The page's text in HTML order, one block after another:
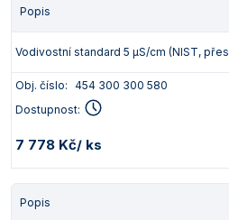
Popis
Vodivostní standard 5 µS/cm (NIST,
Obj. číslo: 454 300 300 580
Dostupnost:
7 778 Kč/ ks
Popis